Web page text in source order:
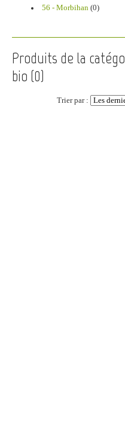
56 - Morbihan(0)
Produits de la
bio (0)
Trier par :